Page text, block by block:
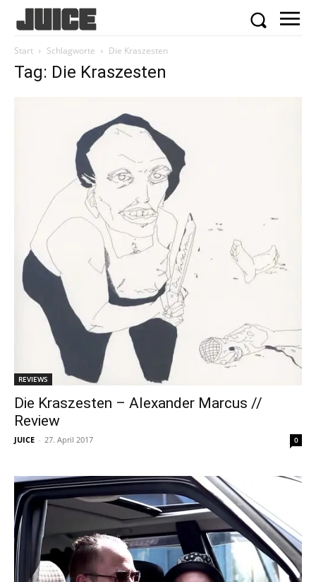
Start Schlagworte Die Kraszesten
Tag: Die Kraszesten
REVIEWS
Die Kraszesten – Alexander Marcus //
Review
JUICE - 27. April 2017 0